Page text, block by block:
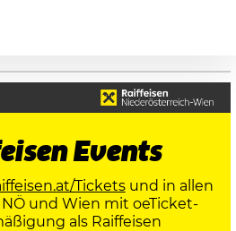
Events
Ticketsund in allen
und Wien mit oeTicket-
als Raiffeisen